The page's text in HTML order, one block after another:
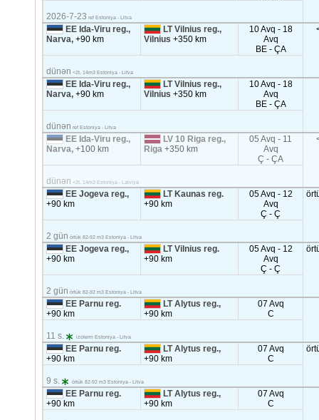
2026-7-23 ref Estoniya - Litva
EE Ida-Viru reg.,
Narva,+90 km
LT Vilnius reg.,
Vilnius+350 km
10 Avq - 18
Avq
BE - ÇA
dünən <2t, 14m3 Estoniya - Litva
EE Ida-Viru reg.,
Narva,+90 km
LT Vilnius reg.,
Vilnius+350 km
10 Avq - 18
Avq
BE - ÇA
dünən ref Estoniya - Litva
EE Ida-Viru reg.,
Narva,+100 km
LV 10 Riga reg.,
Riga+350 km
05 Avq - 11
Avq
Ç - ÇA
dünən <2t, 14m3 Estoniya - Latviya
EE Jogeva reg.,
+90 km
LT Kaunas reg.
+90 km
05 Avq - 12
Avq
Ç - Ç
2 gün örtük 82-92 m3 Estoniya - Litva
EE Jogeva reg.,
+90 km
LT Vilnius reg.
+90 km
05 Avq - 12
Avq
Ç - Ç
2 gün örtük 82-92 m3 Estoniya - Litva
EE Parnu reg.
+90 km
LT Alytus reg.,
+90 km
07 Avq
C
11 s. izoterm Estoniya - Litva
EE Parnu reg.
+90 km
LT Alytus reg.,
+90 km
07 Avq
C
9 s. örtük 82-92 m3 Estoniya - Litva
EE Parnu reg.
+90 km
LT Alytus reg.,
+90 km
07 Avq
C